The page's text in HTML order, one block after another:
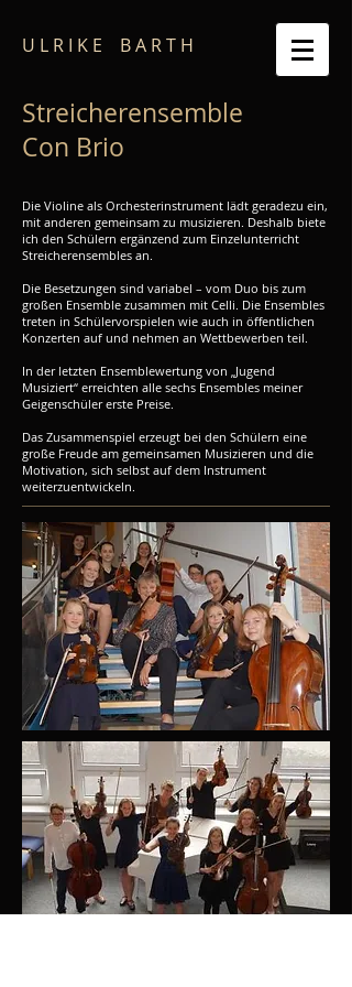
U L R I K E B A R T H
Streicherensemble
Con Brio
Die Violine als Orchesterinstrument lädt geradezu ein,
mit anderen gemeinsam zu musizieren. Deshalb biete
ich den Schülern ergänzend zum Einzelunterricht
Streicherensembles an.
Die Besetzungen sind variabel – vom Duo bis zum
großen Ensemble zusammen mit Celli. Die Ensembles
treten in Schülervorspielen wie auch in öffentlichen
Konzerten auf und nehmen an Wettbewerben teil.
In der letzten Ensemblewertung von „Jugend
Musiziert“ erreichten alle sechs Ensembles meiner
Geigenschüler erste Preise.
Das Zusammenspiel erzeugt bei den Schülern eine
große Freude am gemeinsamen Musizieren und die
Motivation, sich selbst auf dem Instrument
weiterzuentwickeln.